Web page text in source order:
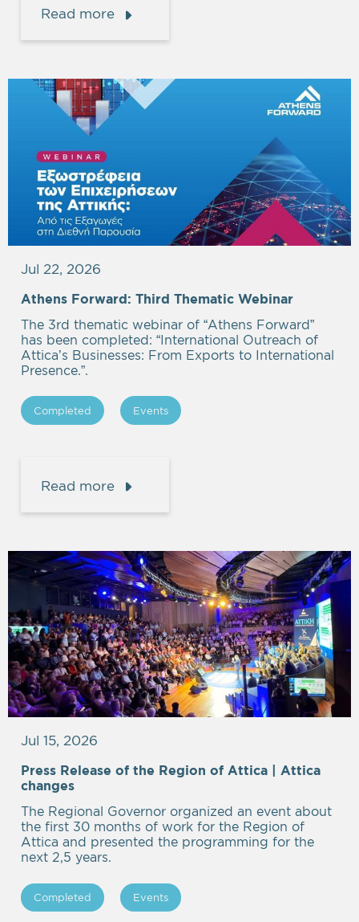
Read more
Jul 22, 2026
Athens Forward: Third Thematic Webinar
The 3rd thematic webinar of “Athens Forward”
has been completed: “International Outreach of
Attica’s Businesses: From Exports to International
Presence.”.
Completed Events
Read more
Jul 15, 2026
Press Release of the Region of Attica | Attica
changes
The Regional Governor organized an event about
the first 30 months of work for the Region of
Attica and presented the programming for the
next 2,5 years.
Completed Events